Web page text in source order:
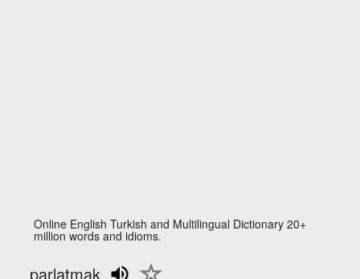
Online English Turkish and Multilingual Dictionary 20+
million words and idioms.
parlatmak